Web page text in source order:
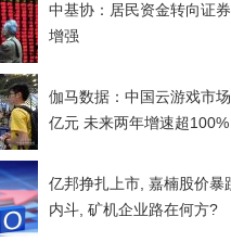
中基协：居民资金转向证
增强
伽马数据：中国云游戏市
亿元 未来两年增速超100%
亿邦挣扎上市, 嘉楠股价暴
内斗, 矿机企业路在何方?